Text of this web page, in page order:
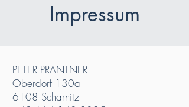
Impressum
PETER PRANTNER
Oberdorf 130a
6108 Scharnitz